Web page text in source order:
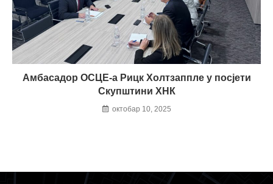
Амбасадор ОСЦЕ-а Рицк Холтзаппле у посјети
Скупштини ХНК
октобар 10, 2025